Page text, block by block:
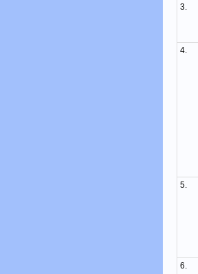
3.
4.
5.
6.